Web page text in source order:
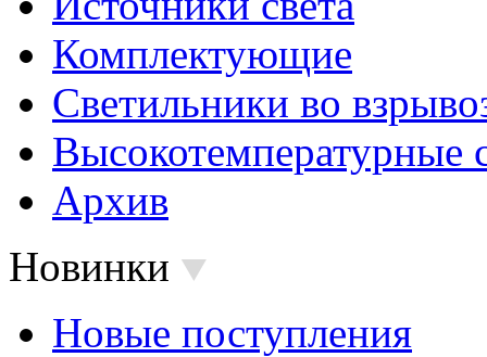
Комплектующие
Светильники во
Высокотемпературные
Архив
Новинки
Новые поступления